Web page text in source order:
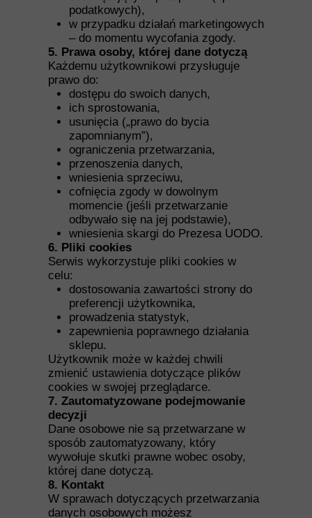
podatkowych),
w przypadku działań marketingowych
– do momentu wycofania zgody.
5. Prawa osoby, której dane dotyczą
Każdemu użytkownikowi przysługuje
prawo do:
dostępu do swoich danych,
ich sprostowania,
usunięcia („prawo do bycia
zapomnianym”),
ograniczenia przetwarzania,
przenoszenia danych,
wniesienia sprzeciwu,
cofnięcia zgody w dowolnym
momencie (jeśli przetwarzanie
odbywało się na jej podstawie),
wniesienia skargi do Prezesa UODO.
6. Pliki cookies
Serwis wykorzystuje pliki cookies w
celu:
dostosowania zawartości strony do
preferencji użytkownika,
prowadzenia statystyk,
zapewnienia poprawnego działania
sklepu.
Użytkownik może w każdej chwili
zmienić ustawienia dotyczące plików
cookies w swojej przeglądarce.
7. Zautomatyzowane podejmowanie
decyzji
Dane osobowe nie są przetwarzane w
sposób zautomatyzowany, który
wywołuje skutki prawne wobec osoby,
której dane dotyczą.
8. Kontakt
W sprawach dotyczących przetwarzania
danych osobowych możesz